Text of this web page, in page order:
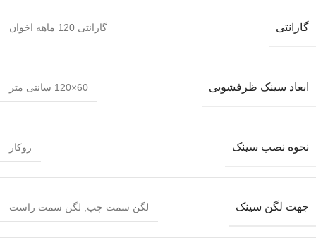
گارانتی گارانتی 120 ماهه اخوان
ابعاد سینک ظرفشویی 60×120 سانتی متر
نحوه نصب سینک روکار
جهت لگن سینک لگن سمت چپ لگن سمت راست